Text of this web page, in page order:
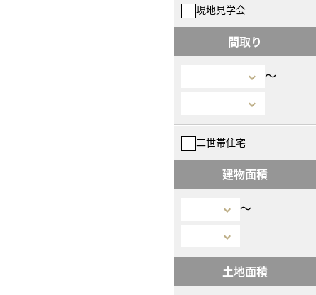
現地見学会
間取り
〜
二世帯住宅
建物面積
〜
土地面積